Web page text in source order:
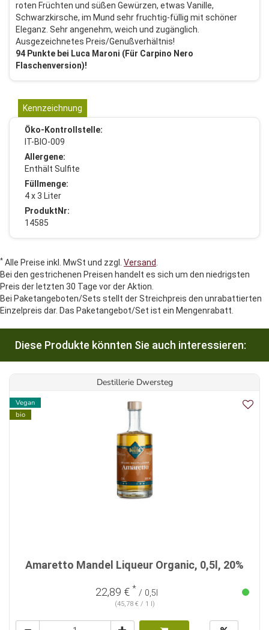
roten Früchten und süßen Gewürzen, etwas Vanille,
Schwarzkirsche, im Mund sehr fruchtig-füllig mit schöner
Eleganz. Sehr angenehm, weich und zugänglich.
Ausgezeichnetes Preis/Genußverhältnis!
94 Punkte bei Luca Maroni (Für Carpino Nero
Flaschenversion)!
Kennzeichnung
Öko-Kontrollstelle:
IT-BIO-009
Allergene:
Enthält Sulfite
Füllmenge:
4 x 3 Liter
ProduktNr:
14585
* Alle Preise inkl. MwSt und zzgl. Versand.
Bei den gestrichenen Preisen handelt es sich um den niedrigsten
Preis der letzten 30 Tage vor der Aktion.
Bei Paketangeboten/Sets stellt der Streichpreis den unrabattierten
Einzelpreis dar. Das Paketangebot/Set ist ein Mengenrabatt.
Diese Produkte könnten Sie auch interessieren:
Destillerie Dwersteg
Vegan
bio
Amaretto Mandel Liqueur Organic, 0,5l, 20%
22,89 € * / 0,5l
(45,78 € / 1 l)